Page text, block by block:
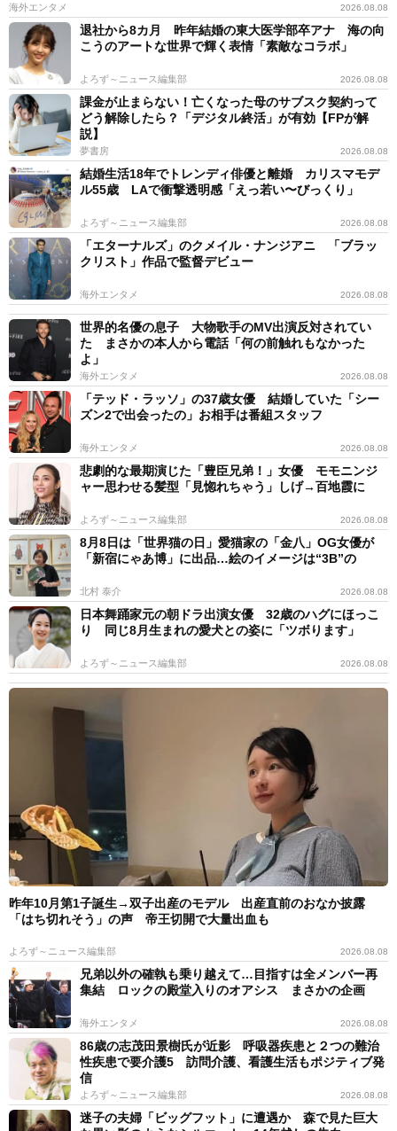
海外エンタメ 2026.08.08
退社から8カ月 昨年結婚の東大医学部卒アナ 海の向
こうのアートな世界で輝く表情「素敵なコラボ」
よろず～ニュース編集部 2026.08.08
課金が止まらない！亡くなった母のサブスク契約って
どう解除したら？「デジタル終活」が有効【FPが解
説】
夢書房 2026.08.08
結婚生活18年でトレンディ俳優と離婚 カリスマモデ
ル55歳 LAで衝撃透明感「えっ若い〜びっくり」
よろず～ニュース編集部 2026.08.08
「エターナルズ」のクメイル・ナンジアニ 「ブラッ
クリスト」作品で監督デビュー
海外エンタメ 2026.08.08
世界的名優の息子 大物歌手のMV出演反対されてい
た まさかの本人から電話「何の前触れもなかった
よ」
海外エンタメ 2026.08.08
「テッド・ラッソ」の37歳女優 結婚していた「シー
ズン2で出会ったの」お相手は番組スタッフ
海外エンタメ 2026.08.08
悲劇的な最期演じた「豊臣兄弟！」女優 モモニンジ
ャー思わせる髪型「見惚れちゃう」しげ→百地霞に
よろず～ニュース編集部 2026.08.08
8月8日は「世界猫の日」愛猫家の「金八」OG女優が
「新宿にゃあ博」に出品…絵のイメージは“3B”の
北村 泰介 2026.08.08
日本舞踊家元の朝ドラ出演女優 32歳のハグにほっこ
り 同じ8月生まれの愛犬との姿に「ツボります」
よろず～ニュース編集部 2026.08.08
昨年10月第1子誕生→双子出産のモデル 出産直前のおなか披露
「はち切れそう」の声 帝王切開で大量出血も
よろず～ニュース編集部 2026.08.08
兄弟以外の確執も乗り越えて…目指すは全メンバー再
集結 ロックの殿堂入りのオアシス まさかの企画
海外エンタメ 2026.08.08
86歳の志茂田景樹氏が近影 呼吸器疾患と２つの難治
性疾患で要介護5 訪問介護、看護生活もポジティブ発
信
よろず～ニュース編集部 2026.08.08
迷子の夫婦「ビッグフット」に遭遇か 森で見た巨大